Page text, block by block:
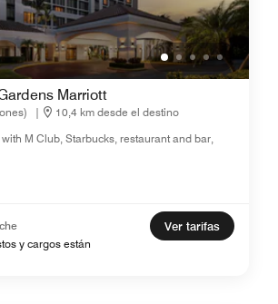
Marriott
|
10,4 km desde el destino
M Club, Starbucks, restaurant and bar,
y cargos están
Ver tarifas